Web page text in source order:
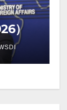
）